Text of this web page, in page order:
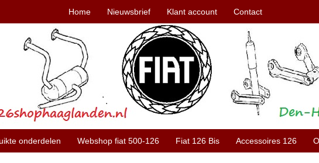
Home Nieuwsbrief Klant account Contact
onderdelen Webshop fiat 500-126 Fiat 126 Bis Accessoires 126